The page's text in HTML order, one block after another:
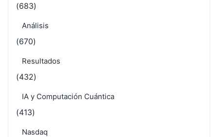
(683)
Análisis
(670)
Resultados
(432)
IA y Computación Cuántica
(413)
Nasdaq